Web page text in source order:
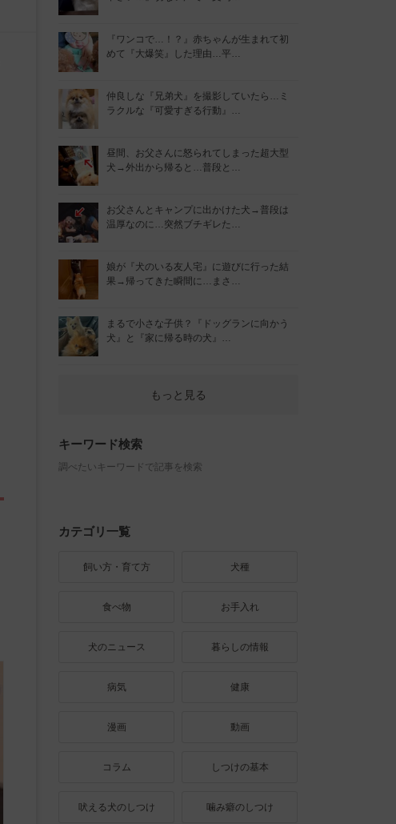
『ワンコで…！？』赤ちゃんが生まれて初
めて『大爆笑』した理由…平…
仲良しな『兄弟犬』を撮影していたら…ミ
ラクルな『可愛すぎる行動』…
昼間、お父さんに怒られてしまった超大型
犬→外出から帰ると…普段と…
お父さんとキャンプに出かけた犬→普段は
温厚なのに…突然ブチギレた…
娘が『犬のいる友人宅』に遊びに行った結
果→帰ってきた瞬間に…まさ…
まるで小さな子供？『ドッグランに向かう
犬』と『家に帰る時の犬』…
もっと見る
キーワード検索
調べたいキーワードで記事を検索
カテゴリ一覧
飼い方・育て方 犬種
食べ物 お手入れ
犬のニュース 暮らしの情報
病気 健康
漫画 動画
コラム しつけの基本
吠える犬のしつけ 噛み癖のしつけ